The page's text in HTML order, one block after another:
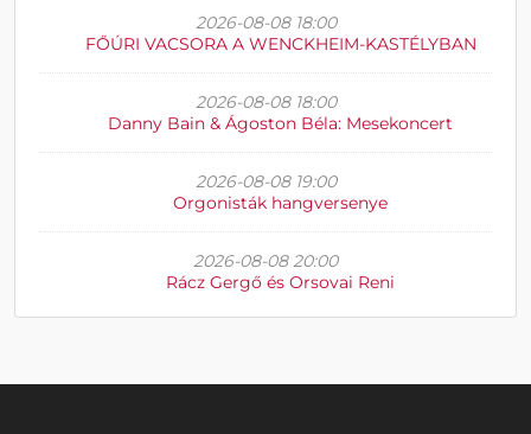
2026-08-08 18:00
FŐÚRI VACSORA A WENCKHEIM-KASTÉLYBAN
2026-08-08 18:00
Danny Bain & Ágoston Béla: Mesekoncert
2026-08-08 19:00
Orgonisták hangversenye
2026-08-08 20:00
Rácz Gergő és Orsovai Reni